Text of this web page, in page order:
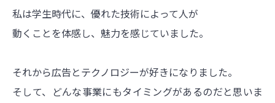
私は学生時代に、優れた技術によって人が
動くことを体感し、魅力を感じていました。
それから広告とテクノロジーが好きになりました。
そして、どんな事業にもタイミングがあるのだと思いま